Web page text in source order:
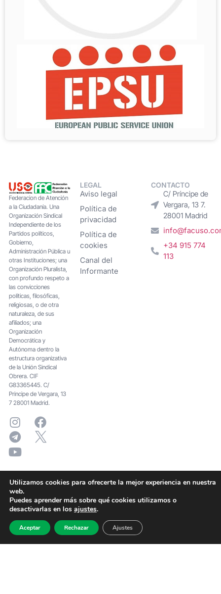
Federacion de Atención
a la Ciudadanía. Una
Organización Sindical
Independiente de los
Partidos políticos,
Gobierno,
Administración Pública u
otras Instituciones; una
Organización Pluralista,
con profundo respeto a
las convicciones
políticas, filosóficas,
religiosas, o de otra
naturaleza, de sus
afiliados; una
Organización
Democrática y
Autónoma dentro la
estructura organizativa
de la Unión Sindical
Obrera. CIF
G83365445. C/
Principe de Vergara, 13
7 28001 Madrid.
LEGAL
Aviso legal
Política de
privacidad
Política de
cookies
Canal del
Informante
CONTACTO
C/ Príncipe de
Vergara, 13 7.
28001 Madrid
+34 915 774
113
Utilizamos cookies para ofrecerte la mejor experiencia en nuestra
web.
Puedes aprender más sobre qué cookies utilizamos o
desactivarlas en los ajustes.
Aceptar Rechazar Ajustes